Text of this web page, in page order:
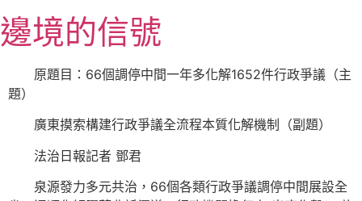
至
主
內
邊境的信號
原題目：66個調停中間一年多化解1652件行政爭議（主
題）
廣東摸索構建行政爭議全流程本質化解機制（副題）
法治日報記者 鄧君
泉源發力多元共治，66個各類行政爭議調停中間展設全